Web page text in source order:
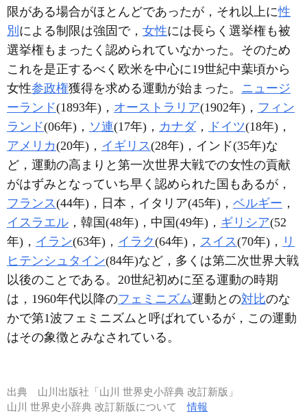
限がある場合がほとんどであったが，それ以上に性
別 による制限は強固で， 女性には長らく選挙権も被
選挙権もまったく認められていなかった。そのため
これを是正するべく欧米を中心に19世紀中葉頃から
女性参政権獲得を求める運動が始まった。 ニュージ
ーランド(1893年)， オーストラリア(1902年)， フィン
ランド(06年)， ソ連(17年)， カナダ ， ドイツ(18年)，
アメリカ(20年)， イギリス(28年)，インド(35年)な
ど，運動の高まりと第一次世界大戦での女性の貢献
がはずみとなっていち早く認められた国もあるが，
フランス(44年)，日本，イタリア(45年)， ベルギー ，
イスラエル ，韓国(48年)，中国(49年)， ギリシア(52
年)， イラン(63年)， イラク(64年)， スイス(70年)， リ
ヒテンシュタイン(84年)など，多くは第二次世界大戦
以後のことである。20世紀初めに至る運動の時期
は，1960年代以降のフェミニズム運動との対比のな
かで第1波フェミニズムと呼ばれているが，この運動
はその象徴とみなされている。
出典 山川出版社「山川 世界史小辞典 改訂新版」
山川 世界史小辞典 改訂新版について情報